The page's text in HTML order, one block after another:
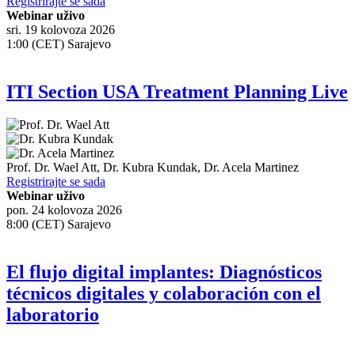
Webinar uživo
sri. 19 kolovoza 2026
1:00 (CET) Sarajevo
ITI Section USA Treatment Planning Live
Prof. Dr. Wael Att, Dr. Kubra Kundak, Dr. Acela Martinez
Registrirajte se sada
Webinar uživo
pon. 24 kolovoza 2026
8:00 (CET) Sarajevo
El flujo digital implantes: Diagnósticos
técnicos digitales y colaboración con el
laboratorio